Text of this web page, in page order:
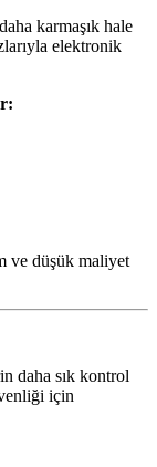
karmaşık hale
elektronik
ve düşük maliyet
daha sık kontrol
için